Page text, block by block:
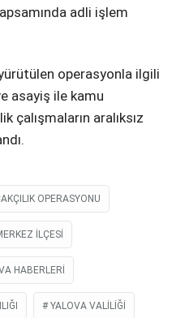
adli işlem
operasyonla ilgili
asayiş ile kamu
çalışmaların aralıksız
OPERASYONU
ILÇESI
HABERLERI
YALOVA VALILIĞI